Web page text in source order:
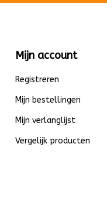
Mijn account
Registreren
Mijn bestellingen
Mijn verlanglijst
Vergelijk producten